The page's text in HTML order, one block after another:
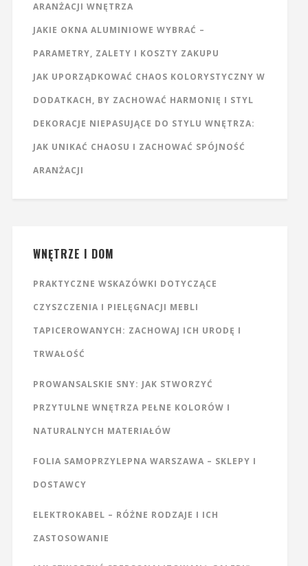
ARANŻACJI WNĘTRZA
JAKIE OKNA ALUMINIOWE WYBRAĆ –
PARAMETRY, ZALETY I KOSZTY ZAKUPU
JAK UPORZĄDKOWAĆ CHAOS KOLORYSTYCZNY W
DODATKACH, BY ZACHOWAĆ HARMONIĘ I STYL
DEKORACJE NIEPASUJĄCE DO STYLU WNĘTRZA:
JAK UNIKAĆ CHAOSU I ZACHOWAĆ SPÓJNOŚĆ
ARANŻACJI
WNĘTRZE I DOM
PRAKTYCZNE WSKAZÓWKI DOTYCZĄCE
CZYSZCZENIA I PIELĘGNACJI MEBLI
TAPICEROWANYCH: ZACHOWAJ ICH URODĘ I
TRWAŁOŚĆ
PROWANSALSKIE SNY: JAK STWORZYĆ
PRZYTULNE WNĘTRZA PEŁNE KOLORÓW I
NATURALNYCH MATERIAŁÓW
FOLIA SAMOPRZYLEPNA WARSZAWA – SKLEPY I
DOSTAWCY
ELEKTROKABEL – RÓŻNE RODZAJE I ICH
ZASTOSOWANIE